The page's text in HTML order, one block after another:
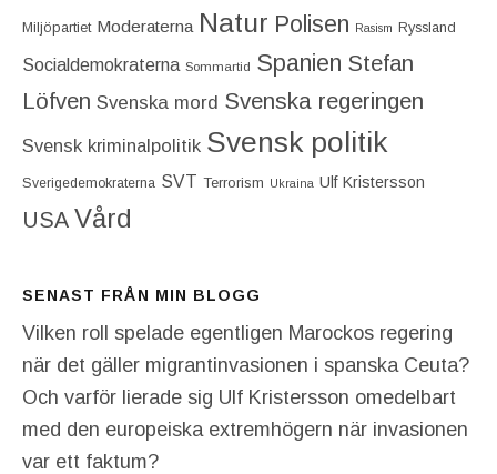
Miljöpartiet Moderaterna Natur Polisen Rasism Ryssland
Socialdemokraterna Sommartid Spanien Stefan
Löfven Svenska mord Svenska regeringen
Svensk kriminalpolitik Svensk politik
Sverigedemokraterna SVT Terrorism Ukraina Ulf Kristersson
USA Vård
SENAST FRÅN MIN BLOGG
Vilken roll spelade egentligen Marockos regering
när det gäller migrantinvasionen i spanska Ceuta?
Och varför lierade sig Ulf Kristersson omedelbart
med den europeiska extremhögern när invasionen
var ett faktum?